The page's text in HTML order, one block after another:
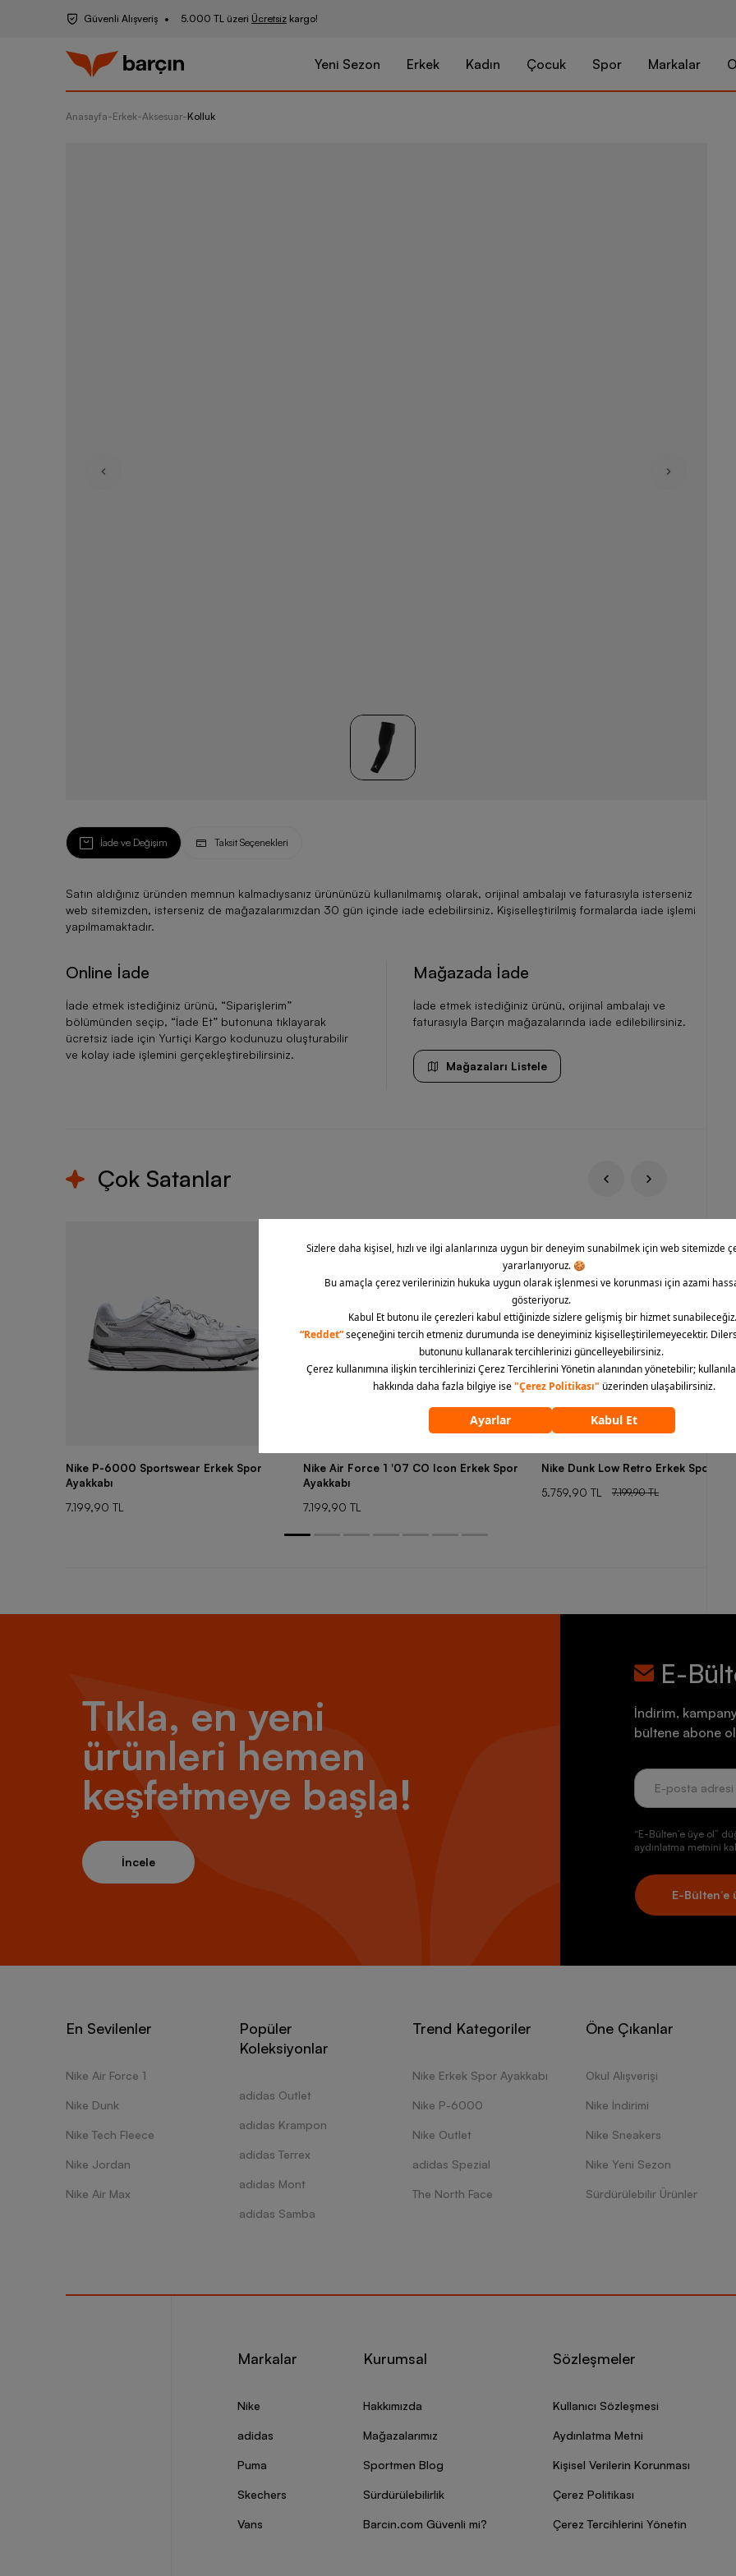
Güvenli Alışveriş 5.000 TL üzeri Ücretsiz kargo!
Yeni Sezon Erkek Kadın Çocuk Spor Markalar
Anasayfa-Erkek-Aksesuar-Kolluk
Nike
İade ve Değişim Taksit Seçenekleri
Satın aldığınız üründen memnun kalmadıysanız ürününüzü kullanılmamış olarak, orijinal ambalajı ve faturasıyla isterseniz
web sitemizden, isterseniz de mağazalarımızdan 30 gün içinde iade edebilirsiniz. Kişiselleştirilmiş formalarda iade işlemi
yapılmamaktadır.
Online İade
İade etmek istediğiniz ürünü, “Siparişlerim”
bölümünden seçip, “İade Et” butonuna tıklayarak
ücretsiz iade için Yurtiçi Kargo kodunuzu oluşturabilir
ve kolay iade işlemini gerçekleştirebilirsiniz.
Mağazada İade
İade etmek istediğiniz ürünü, orijinal ambalajı ve
faturasıyla Barçın mağazalarında iade edilebilirsiniz.
Mağazaları Listele
Çok Satanlar
Nike P-6000 Sportswear Erkek Spor
Ayakkabı
7.199,90 TL
Nike Air Force 1 '07 CO Icon Erkek Spor
Ayakkabı
7.199,90 TL
Nike Dunk Low Retro Erkek Spor
5.759,90 TL
7.199,90 TL
Tıkla, en yeni
ürünleri hemen
keşfetmeye başla!
İncele
E-
İndirim,
bültene abone
“E-Bülten’e üye ol”
aydınlatma metnini
E-Bülten’e
En Sevilenler
Nike Air Force 1
Nike Dunk
Nike Tech Fleece
Nike Jordan
Nike Air Max
Popüler
Koleksiyonlar
adidas Outlet
adidas Krampon
adidas Terrex
adidas Mont
adidas Samba
Trend Kategoriler
Nike Erkek Spor Ayakkabı
Nike P-6000
Nike Outlet
adidas Spezial
The North Face
Öne Çıkanlar
Okul Alışverişi
Nike İndirimi
Nike Sneakers
Nike Yeni Sezon
Sürdürülebilir Ürünler
Markalar
Nike
adidas
Puma
Skechers
Vans
Kurumsal
Hakkımızda
Mağazalarımız
Sportmen Blog
Sürdürülebilirlik
Barcin.com Güvenli mi?
Sözleşmeler
Kullanıcı Sözleşmesi
Aydınlatma Metni
Kişisel Verilerin Korunması
Çerez Politikası
Çerez Tercihlerini Yönetin